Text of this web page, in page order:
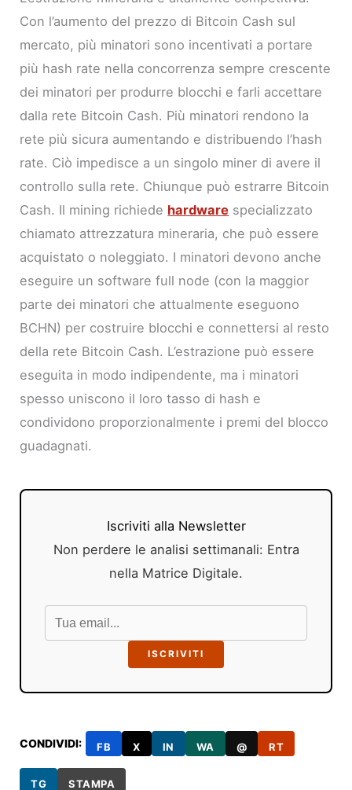
Con l’aumento del prezzo di Bitcoin Cash sul
mercato, più minatori sono incentivati ​​a portare
più hash rate nella concorrenza sempre crescente
dei minatori per produrre blocchi e farli accettare
dalla rete Bitcoin Cash. Più minatori rendono la
rete più sicura aumentando e distribuendo l’hash
rate. Ciò impedisce a un singolo miner di avere il
controllo sulla rete. Chiunque può estrarre Bitcoin
Cash. Il mining richiede hardware specializzato
chiamato attrezzatura mineraria, che può essere
acquistato o noleggiato. I minatori devono anche
eseguire un software full node (con la maggior
parte dei minatori che attualmente eseguono
BCHN) per costruire blocchi e connettersi al resto
della rete Bitcoin Cash. L’estrazione può essere
eseguita in modo indipendente, ma i minatori
spesso uniscono il loro tasso di hash e
condividono proporzionalmente i premi del blocco
guadagnati.
Iscriviti alla Newsletter
Non perdere le analisi settimanali: Entra
nella Matrice Digitale.
ISCRIVITI
CONDIVIDI: FB X IN WA @ RT
TG STAMPA